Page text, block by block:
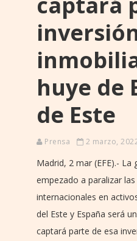
huye de
de Este
Prensa 2 marzo,
Madrid, 2 mar (EFE).- La
empezado a paralizar
internacionales en
del Este y España será
captará parte de esa